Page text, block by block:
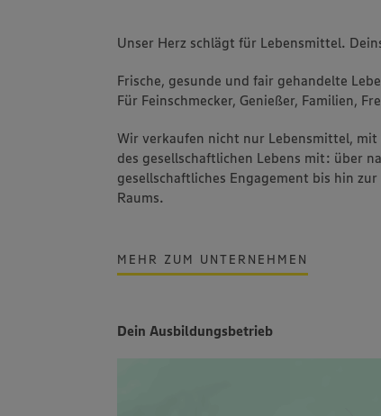
Unser Herz schlägt für Lebensmittel.
Frische, gesunde und fair gehandelte
Für Feinschmecker, Genießer, Familien,
Wir verkaufen nicht nur Lebensmittel,
des gesellschaftlichen Lebens mit: über
gesellschaftliches Engagement bis hin
Raums.
MEHR ZUM UNTERNEHMEN
Dein Ausbildungsbetrieb